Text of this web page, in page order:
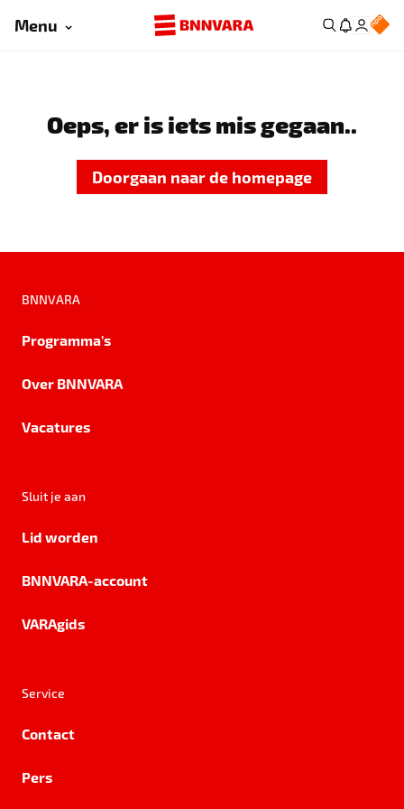
Menu
Oeps, er is iets mis gegaan..
Doorgaan naar de homepage
BNNVARA
Programma's
Over BNNVARA
Vacatures
Sluit je aan
Lid worden
BNNVARA-account
VARAgids
Service
Contact
Pers